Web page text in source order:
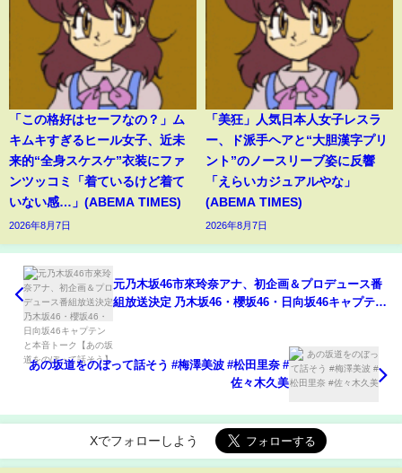
「この格好はセーフなの？」ム
キムキすぎるヒール女子、近未
来的“全身スケスケ”衣装にファ
ンツッコミ「着ているけど着て
いない感…」(ABEMA TIMES)
2026年8月7日
「美狂」人気日本人女子レスラ
ー、ド派手ヘアと“大胆漢字プリ
ント”のノースリーブ姿に反響
「えらいカジュアルやな」
(ABEMA TIMES)
2026年8月7日
元乃木坂46市來玲奈アナ、初企画＆プロデュース番
組放送決定 乃木坂46・櫻坂46・日向坂46キャプテン
あの坂道をのぼって話そう #梅澤美波 #松田里奈 #
佐々木久美
Xでフォローしよう